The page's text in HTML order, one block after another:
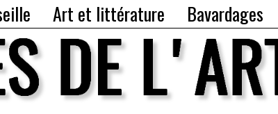
Art et littérature Bavardages